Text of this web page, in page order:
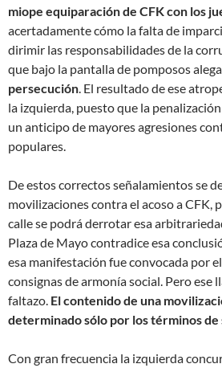
miope equiparación de CFK con los
acertadamente cómo la falta de
dirimir las responsabilidades de la
que bajo la pantalla de pomposos
persecución. El resultado de ese
la izquierda, puesto que la
un anticipo de mayores agresiones
populares.
De estos correctos señalamientos se
movilizaciones contra el acoso a CFK,
calle se podrá derrotar esa
Plaza de Mayo contradice esa
esa manifestación fue convocada por
consignas de armonía social. Pero ese
faltazo. El contenido de una
determinado sólo por los términos
Con gran frecuencia la izquierda